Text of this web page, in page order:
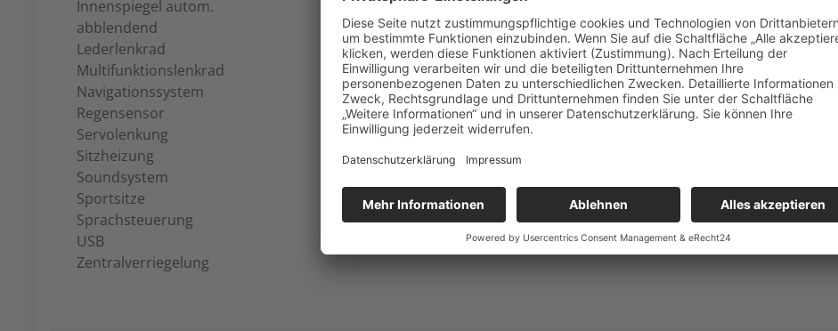
Innenspiegel autom.
abblendend
Lederlenkrad
Multifunktionslenkrad
Navigationssystem
Regensensor
Servolenkung
Sitzheizung
Soundsystem
Sportsitze
Sprachsteuerung
USB
Zentralverriegelung
Lichtsensor
Müdigkeitswarner
Notbremsassistent
Notrufsystem
Reifendruckkontrolle
Traktionskontrolle
Verkehrszeichenerkennung